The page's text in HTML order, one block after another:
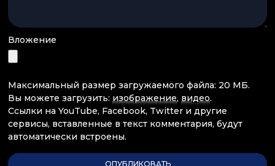
Вложение
Максимальный размер загружаемого файла: 20 МБ.
Вы можете загрузить: изображение, видео.
Ссылки на YouTube, Facebook, Twitter и другие
сервисы, вставленные в текст комментария, будут
автоматически встроены.